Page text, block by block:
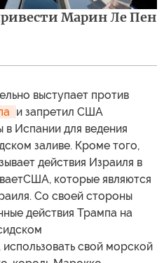
Марин Ле Пен
выступает против
и запретил США
в Испании для ведения
заливе. Кроме того,
действия Израиля в
которые являются
Со своей стороны
действия Трампа на
свой морской